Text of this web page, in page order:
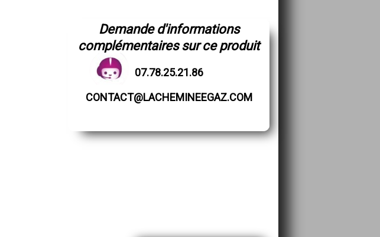
​Demande d'informations
complémentaires sur ce produit
07.78.25.21.86
CONTACT@LACHEMINEEGAZ.COM